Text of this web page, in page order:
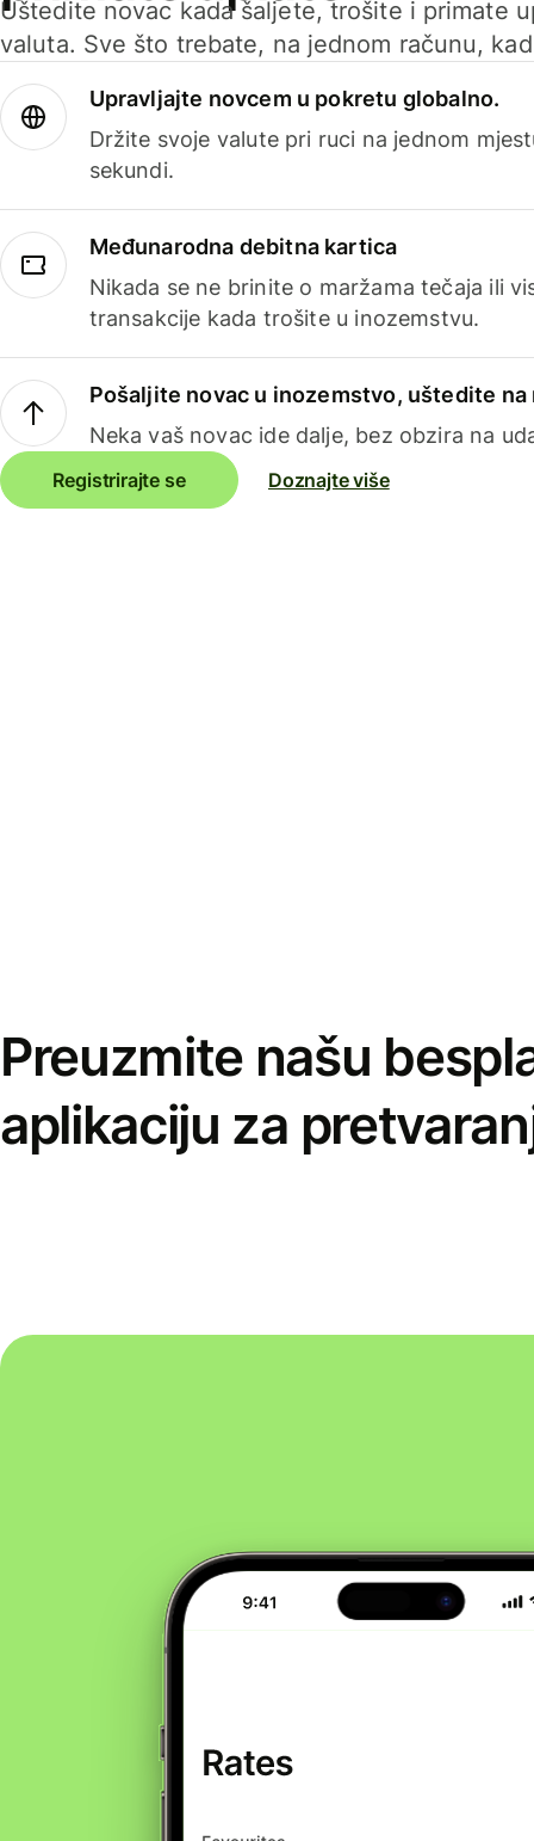
Uštedite novac kada šaljete, trošite i primate
valuta. Sve što trebate, na jednom računu,
Upravljajte novcem u pokretu globalno.
Držite svoje valute pri ruci na jednom
sekundi.
Međunarodna debitna kartica
Nikada se ne brinite o maržama tečaja ili
transakcije kada trošite u inozemstvu.
Pošaljite novac u inozemstvo, uštedite na
Neka vaš novac ide dalje, bez obzira na
Registrirajte se Doznajte više
Preuzmite našu
aplikaciju za